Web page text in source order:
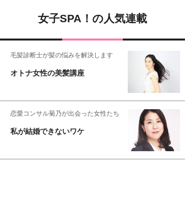
女子SPA！の人気連載
毛髪診断士が髪の悩みを解決します
オトナ女性の美髪講座
恋愛コンサル菊乃が出会った女性たち
私が結婚できないワケ